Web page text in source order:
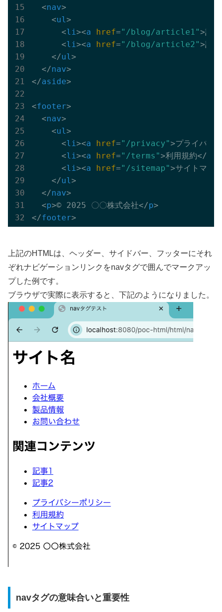
<nav>
<ul >
<li ><a href="/blog/article1">記
<li ><a href="/blog/article2">記
</ul >
</nav>
</aside>
<footer>
<nav>
<ul >
<li ><a href="/privacy">プライバシ
<li ><a href="/terms">利用規約</
<li ><a href="/sitemap">サイトマッ
</ul >
</nav>
<p>© 2025 〇〇株式会社</p>
</footer>
上記のHTMLは、ヘッダー、サイドバー、フッターにそれ
ぞれナビゲーションリンクをnavタグで囲んでマークアッ
プした例です。
ブラウザで実際に表示すると、下記のようになりました。
navタグの意味合いと重要性